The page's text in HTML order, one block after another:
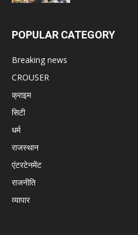
POPULAR CATEGORY
Breaking news
CROUSER
क्राइम
सिटी
धर्म
राजस्थान
एंटरटेनमेंट
राजनीति
व्यापार